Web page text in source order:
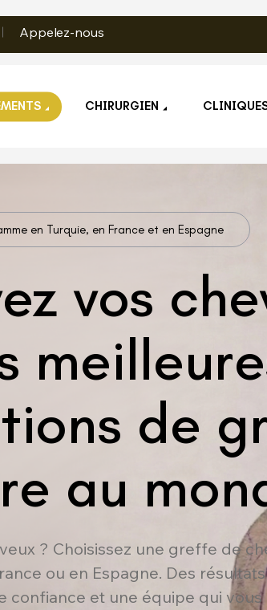
Appelez-nous
CHIRURGIEN
en Turquie, en France et en Espagne
vos
de
au
? Choisissez une greffe de
ou en Espagne. Des résultats
confiance et une équipe qui vous